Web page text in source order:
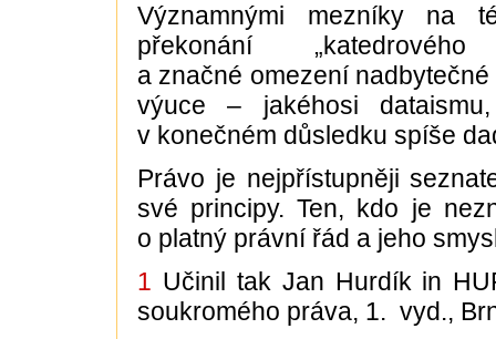
Významnými mezníky na
překonání „katedrového
a značné omezení
výuce – jakéhosi
v konečném důsledku spíše
Právo je nejpřístupněji
své principy. Ten, kdo je
o platný právní řád a jeho
1 Učinil tak Jan Hurdík in
soukromého práva, 1. vyd.,